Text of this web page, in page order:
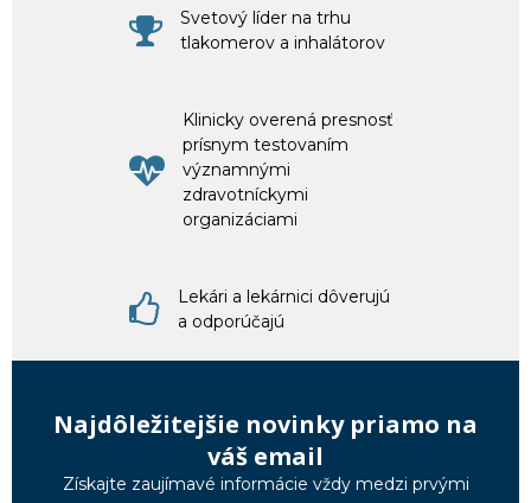
Svetový líder na trhu
tlakomerov a inhalátorov
Klinicky overená presnosť
prísnym testovaním
významnými
zdravotníckymi
organizáciami
Lekári a lekárnici dôverujú
a odporúčajú
Najdôležitejšie novinky priamo na
váš email
Získajte zaujímavé informácie vždy medzi prvými